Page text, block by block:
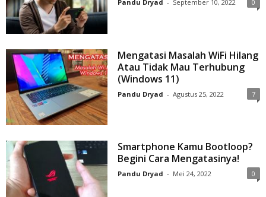
Pandu Dryad - September 10, 2022 0
Mengatasi Masalah WiFi Hilang
Atau Tidak Mau Terhubung
(Windows 11)
Pandu Dryad - Agustus 25, 2022 7
Smartphone Kamu Bootloop?
Begini Cara Mengatasinya!
Pandu Dryad - Mei 24, 2022 0